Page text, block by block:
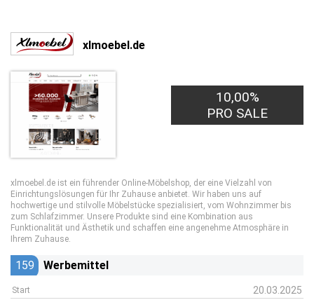
xlmoebel.de
10,00%
PRO SALE
xlmoebel.de ist ein führender Online-Möbelshop, der eine Vielzahl von
Einrichtungslösungen für Ihr Zuhause anbietet. Wir haben uns auf
hochwertige und stilvolle Möbelstücke spezialisiert, vom Wohnzimmer bis
zum Schlafzimmer. Unsere Produkte sind eine Kombination aus
Funktionalität und Ästhetik und schaffen eine angenehme Atmosphäre in
Ihrem Zuhause.
159 Werbemittel
Start 20.03.2025